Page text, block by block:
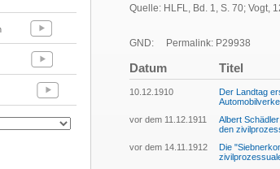
Quelle: HLFL, Bd. 1, S. 70; Vogt,
GND: Permalink: P29938
Datum Titel
10.12.1910
Der Landtag
vor dem 11.12.1911
Albert
den
vor dem 14.11.1912
Die